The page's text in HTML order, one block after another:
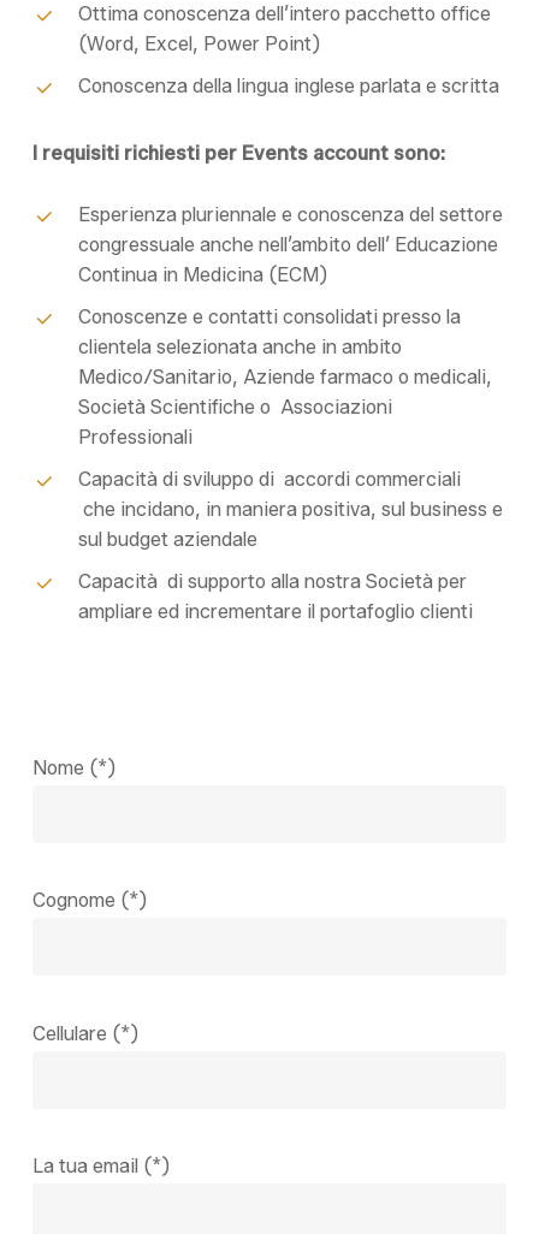
Ottima conoscenza dell’intero pacchetto office
(Word, Excel, Power Point)
Conoscenza della lingua inglese parlata e scritta
I requisiti richiesti per Events account sono:
Esperienza pluriennale e conoscenza del settore
congressuale anche nell’ambito dell’ Educazione
Continua in Medicina (ECM)
Conoscenze e contatti consolidati ​presso la
clientela selezionata anche in ambito
Medico/Sanitario, Aziende farmaco o medicali,
Società Scientifiche o Associazioni
Professionali
Capacità di sviluppo di ​ accordi commerciali
che incida​no​, in maniera positiva, sul business e
sul budget aziendale
Capacità di supporto alla nostra Società per
ampliare ed incrementare il portafoglio clienti
Nome (*)
Cognome (*)
Cellulare (*)
La tua email (*)